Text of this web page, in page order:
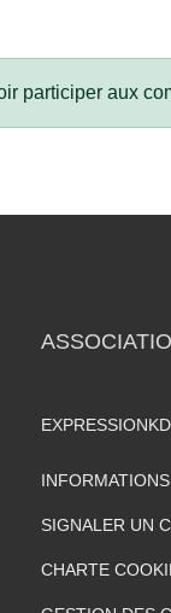
participer aux
SIGNALER UN
CHARTE